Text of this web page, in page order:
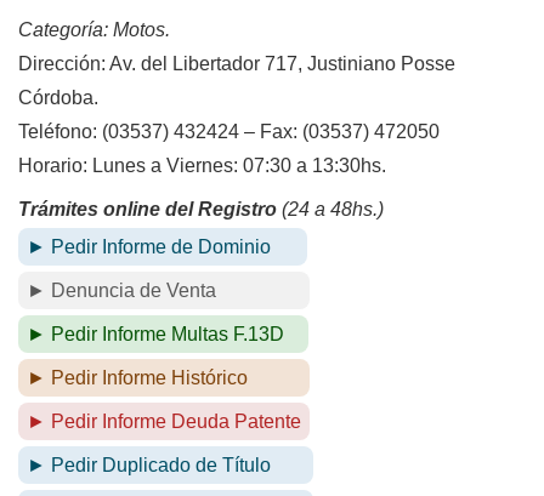
Categoría: Motos.
Dirección: Av. del Libertador 717, Justiniano Posse
Córdoba.
Teléfono: (03537) 432424 – Fax: (03537) 472050
Horario: Lunes a Viernes: 07:30 a 13:30hs.
Trámites online del Registro (24 a 48hs.)
► Pedir Informe de Dominio
► Denuncia de Venta
► Pedir Informe Multas F.13D
► Pedir Informe Histórico
► Pedir Informe Deuda Patente
► Pedir Duplicado de Título